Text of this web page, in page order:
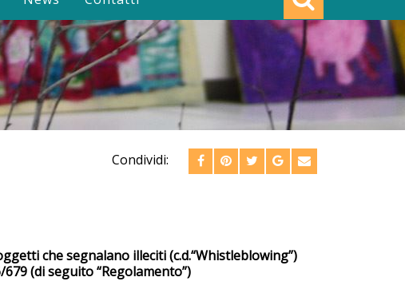
Condividi:
che segnalano illeciti (c.d.“Whistleblowing”)
(di seguito “Regolamento”)